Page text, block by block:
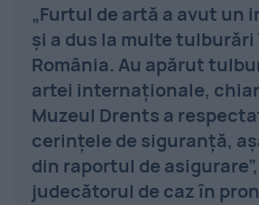
„Furtul de artă a avut un
și a dus la multe tulburări
România. Au apărut
artei internaționale,
Muzeul Drents a
cerințele de siguranță,
din raportul de
judecătorul de caz în